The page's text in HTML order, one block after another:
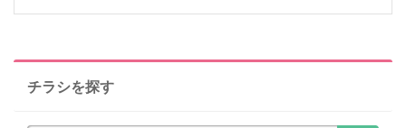
チラシを探す